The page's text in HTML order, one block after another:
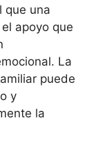
que una
apoyo que
La
puede
y
la